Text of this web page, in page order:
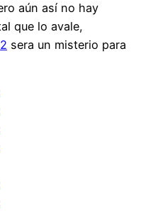
aún así no hay
que lo avale,
sera un misterio para